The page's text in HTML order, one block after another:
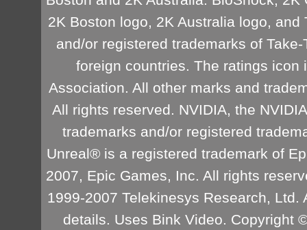
2K Boston logo, 2K Australia logo,
and/or registered trademarks of
foreign countries. The ratings icon
Association. All other marks and
All rights reserved. NVIDIA, the
trademarks and/or registered
Unreal® is a registered trademark of
2007, Epic Games, Inc. All rights
1999-2007 Telekinesys Research,
details. Uses Bink Video. Copyright